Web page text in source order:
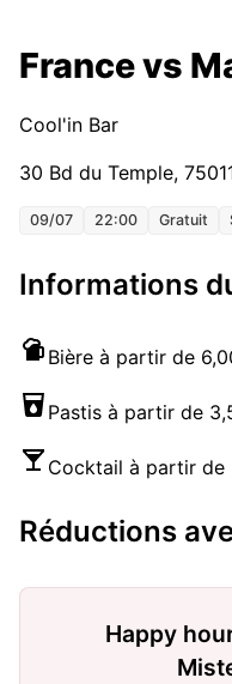
France vs
Cool'in Bar
30 Bd du Temple,
09/07 22:00 Gratuit
Informations
Bière à partir de
Pastis à partir de
Cocktail à partir de
Réductions
Happy